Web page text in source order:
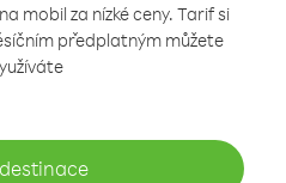
mobil za nízké ceny. Tarif si
předplatným můžete